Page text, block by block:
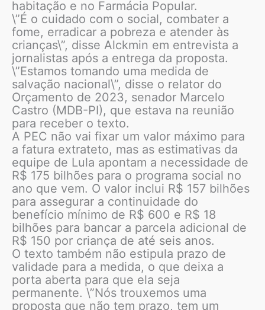
habitação e no Farmácia Popular.
\”É o cuidado com o social, combater a
fome, erradicar a pobreza e atender às
crianças\”, disse Alckmin em entrevista a
jornalistas após a entrega da proposta.
\”Estamos tomando uma medida de
salvação nacional\”, disse o relator do
Orçamento de 2023, senador Marcelo
Castro (MDB-PI), que estava na reunião
para receber o texto.
A PEC não vai fixar um valor máximo para
a fatura extrateto, mas as estimativas da
equipe de Lula apontam a necessidade de
R$ 175 bilhões para o programa social no
ano que vem. O valor inclui R$ 157 bilhões
para assegurar a continuidade do
benefício mínimo de R$ 600 e R$ 18
bilhões para bancar a parcela adicional de
R$ 150 por criança de até seis anos.
O texto também não estipula prazo de
validade para a medida, o que deixa a
porta aberta para que ela seja
permanente. \”Nós trouxemos uma
proposta que não tem prazo, tem um